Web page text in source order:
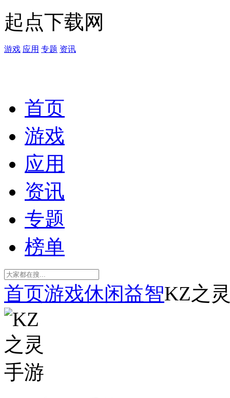
起点下载网
游戏 应用 专题 资讯
首页
游戏
应用
资讯
专题
榜单
首页游戏休闲益智KZ之